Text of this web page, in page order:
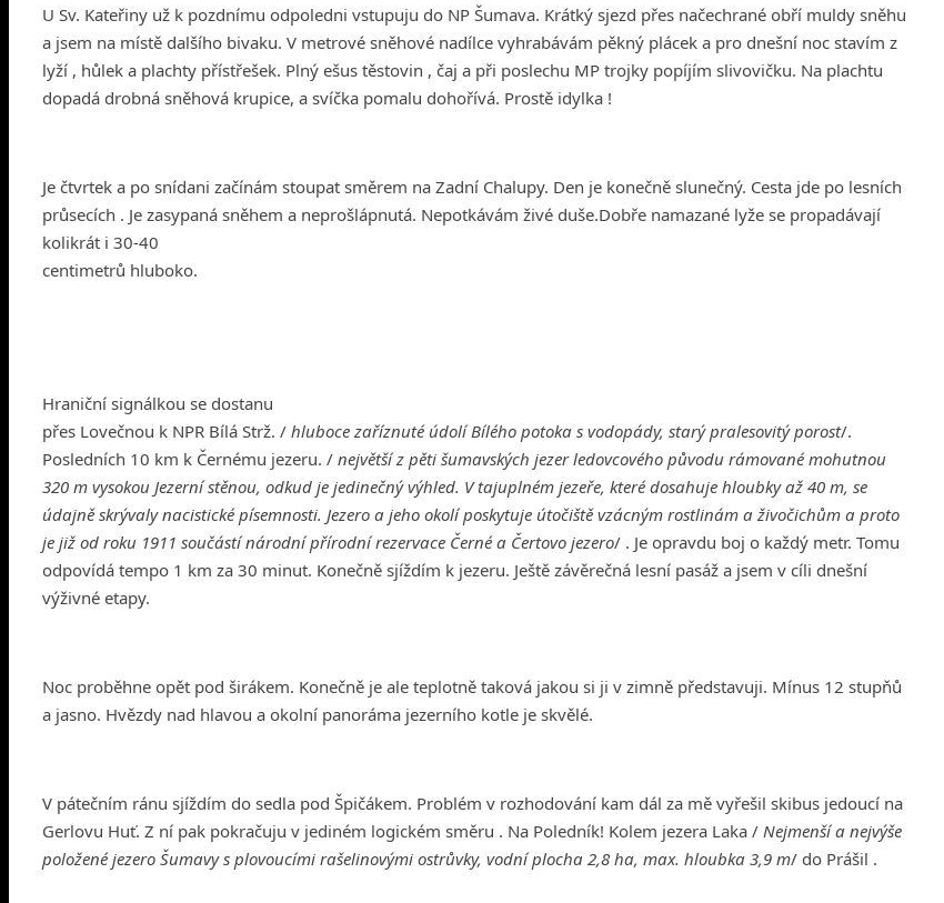
U Sv. Kateřiny už k pozdnímu odpoledni vstupuju do NP Šumava. Krátký sjezd přes načechrané obří muldy sněhu
a jsem na místě dalšího bivaku. V metrové sněhové nadílce vyhrabávám pěkný plácek a pro dnešní noc stavím z
lyží , hůlek a plachty přístřešek. Plný ešus těstovin , čaj a při poslechu MP trojky popíjím slivovičku. Na plachtu
dopadá drobná sněhová krupice, a svíčka pomalu dohořívá. Prostě idylka !
Je čtvrtek a po snídani začínám stoupat směrem na Zadní Chalupy. Den je konečně slunečný. Cesta jde po lesních
průsecích . Je zasypaná sněhem a neprošlápnutá. Nepotkávám živé duše.Dobře namazané lyže se propadávají
kolikrát i 30-40
centimetrů hluboko.
Hraniční signálkou se dostanu
přes Lovečnou k NPR Bílá Strž. / hluboce zaříznuté údolí Bílého potoka s vodopády, starý pralesovitý porost/.
Posledních 10 km k Černému jezeru. / největší z pěti šumavských jezer ledovcového původu rámované mohutnou
320 m vysokou Jezerní stěnou, odkud je jedinečný výhled. V tajuplném jezeře, které dosahuje hloubky až 40 m, se
údajně skrývaly nacistické písemnosti. Jezero a jeho okolí poskytuje útočiště vzácným rostlinám a živočichům a proto
je již od roku 1911 součástí národní přírodní rezervace Černé a Čertovo jezero/ . Je opravdu boj o každý metr. Tomu
odpovídá tempo 1 km za 30 minut. Konečně sjíždím k jezeru. Ještě závěrečná lesní pasáž a jsem v cíli dnešní
výživné etapy.
Noc proběhne opět pod širákem. Konečně je ale teplotně taková jakou si ji v zimně představuji. Mínus 12 stupňů
a jasno. Hvězdy nad hlavou a okolní panoráma jezerního kotle je skvělé.
V pátečním ránu sjíždím do sedla pod Špičákem. Problém v rozhodování kam dál za mě vyřešil skibus jedoucí na
Gerlovu Huť. Z ní pak pokračuju v jediném logickém směru . Na Poledník! Kolem jezera Laka / Nejmenší a nejvýše
položené jezero Šumavy s plovoucími rašelinovými ostrůvky, vodní plocha 2,8 ha, max. hloubka 3,9 m/ do Prášil .